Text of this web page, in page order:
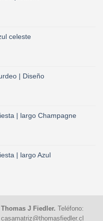
celeste
| Diseño
| largo Champagne
| largo Azul
Thomas J Fiedler. Teléfono: